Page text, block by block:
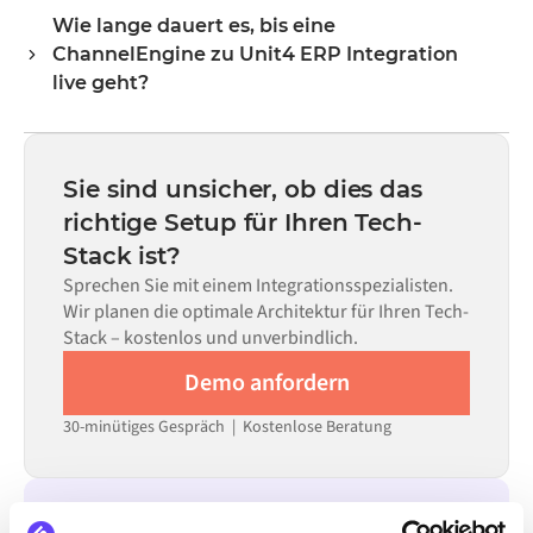
ankommen, das das jeweilige System erwartet.
Marketplace vorhanden sind, konfigurieren Sie die
Integration über eine visuelle Benutzeroberfläche, ohne
eigenen Code schreiben zu müssen – dies umfasst Field
Code kann dort eingesetzt werden, wo die Konfiguration
Wie lange dauert es, bis eine
ChannelEngine zu Unit4 ERP Integration
live geht?
statt Monaten einsatzbereit, abhängig von der
Komplexität des Data Mappings, der Anzahl der
erforderlichen Datenflüsse und Ihrem internen
Prüfprozess. Vorgefertigte Konnektoren für viele
Systeme sind im Alumio Marketplace verfügbar, was die
Einrichtungszeit erheblich verkürzt.
Sie sind unsicher, ob dies das
richtige Setup für Ihren Tech-
Stack ist?
Sprechen Sie mit einem Integrationsspezialisten.
Wir planen die optimale Architektur für Ihren Tech-
Stack – kostenlos und unverbindlich.
Demo anfordern
30-minütiges Gespräch | Kostenlose Beratung